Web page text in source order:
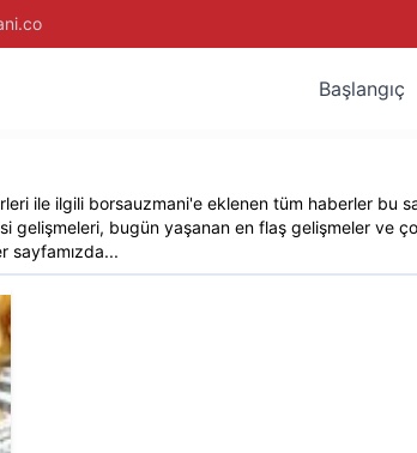
Başlangıç
ile ilgili borsauzmani'e eklenen tüm haberler bu
gelişmeleri, bugün yaşanan en flaş gelişmeler ve
sayfamızda...